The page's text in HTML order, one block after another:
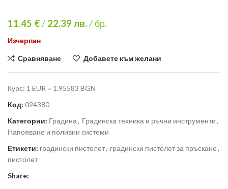
11.45 €/ 22.39 лв./ бр.
Изчерпан
Сравняване Добавете към желани
Курс: 1 EUR = 1.95583 BGN
Код: 024380
Категории: Градина, Градинска техника и ръчни инструменти,
Напояване и поливни системи
Етикети: градински пистолет, градински пистолет за пръскане,
пистолет
Share: